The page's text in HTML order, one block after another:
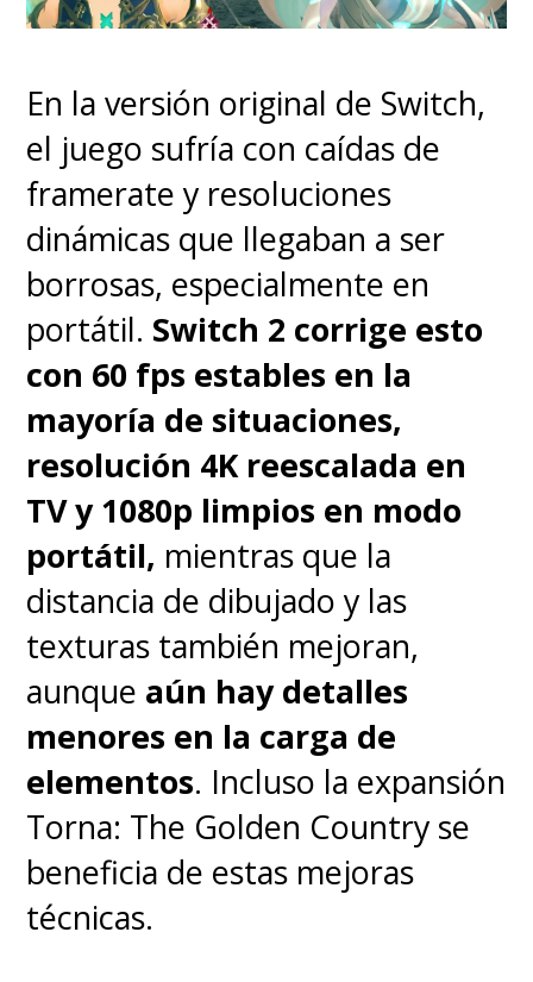
la estética, sobria y funcional, sin
elementos innecesarios.
Un punto adicional que refuerza
su atractivo es la
compatibilidad universal
que el Moto Watch funciona con
cualquier dispositivo Android
y también con iOS, lo que
asegura que no haya barreras de
entrada para quienes quieran
incorporarlo a su ecosistema
móvil.
En la versión original de Switch,
el juego sufría con caídas de
framerate y resoluciones
dinámicas que llegaban a ser
borrosas, especialmente en
portátil. Switch 2 corrige esto
con 60 fps estables en la
mayoría de situaciones,
resolución 4K reescalada en
TV y 1080p limpios en modo
portátil, mientras que la
distancia de dibujado y las
texturas también mejoran,
aunque aún hay detalles
menores en la carga de
elementos. Incluso la expansión
Torna: The Golden Country se
beneficia de estas mejoras
técnicas.